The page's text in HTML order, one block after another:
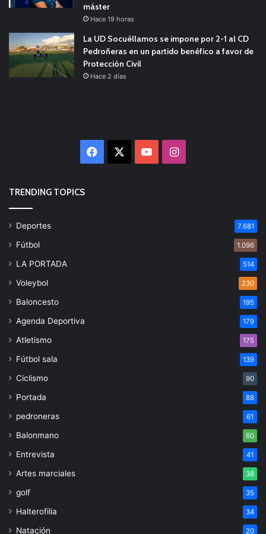
máster
Hace 19 horas
La UD Socuéllamos se impone por 2-1 al CD
Pedroñeras en un partido benéfico a favor de
Protección Civil
Hace 2 días
Facebook YouTubeInstagram
TRENDING TOPICS
Deportes 7.681
Fútbol 1.096
LA PORTADA 514
Voleybol 230
Baloncesto 195
Agenda Deportiva 179
Atletismo 175
Fútbol sala 139
Ciclismo 90
Portada 88
pedroneras 61
Balonmano 60
Entrevista 41
Artes marciales 38
golf 35
Halterofilia 34
Natación 20